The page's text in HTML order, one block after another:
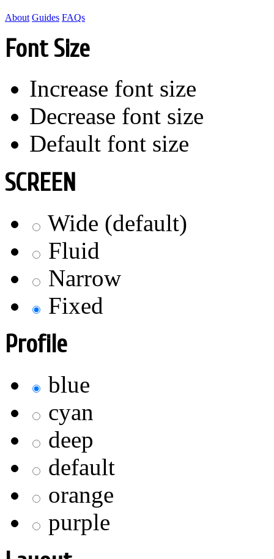
About Guides FAQs
Font Size
Increase font size
Decrease font size
Default font size
SCREEN
Wide (default)
Fluid
Narrow
Fixed
Profile
blue
cyan
deep
default
orange
purple